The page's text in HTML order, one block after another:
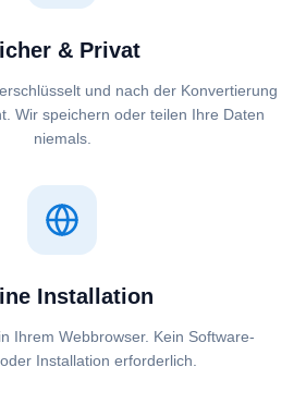
& Privat
und nach der Konvertierung
Wir speichern oder teilen Ihre Daten
niemals.
Installation
Ihrem Webbrowser. Kein Software-
Installation erforderlich.